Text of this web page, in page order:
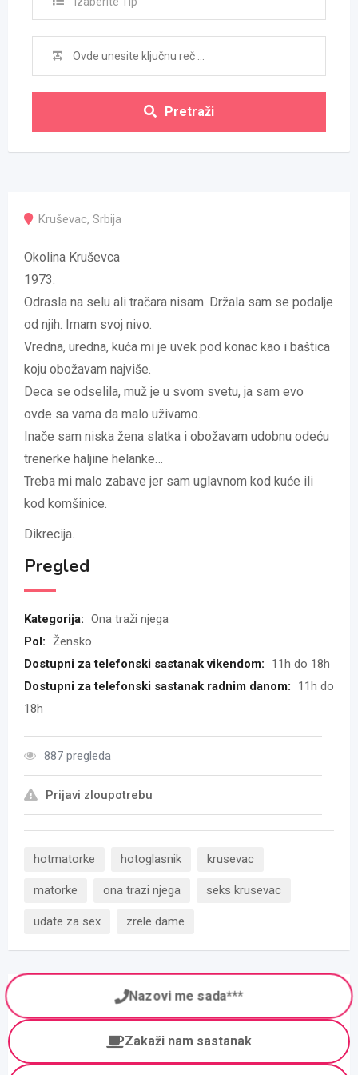
Pretraži
Kruševac, Srbija
Okolina Kruševca
1973.
Odrasla na selu ali tračara nisam. Držala sam se podalje
od njih. Imam svoj nivo.
Vredna, uredna, kuća mi je uvek pod konac kao i baštica
koju obožavam najviše.
Deca se odselila, muž je u svom svetu, ja sam evo
ovde sa vama da malo uživamo.
Inače sam niska žena slatka i obožavam udobnu odeću
trenerke haljine helanke…
Treba mi malo zabave jer sam uglavnom kod kuće ili
kod komšinice.
Dikrecija.
Pregled
Kategorija: Ona traži njega
Pol: Žensko
Dostupni za telefonski sastanak vikendom:
11h do 18h
Dostupni za telefonski sastanak radnim danom:
11h do
18h
887 pregleda
Prijavi zloupotrebu
hotmatorke hotoglasnik krusevac
matorke ona trazi njega seks krusevac
udate za sex zrele dame
Nazovi me sada***
Zakaži nam sastanak